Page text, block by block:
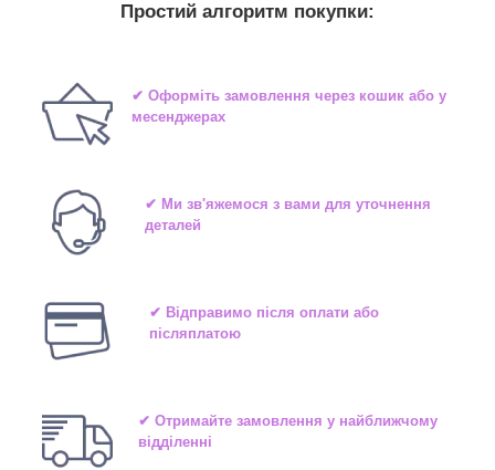
Простий алгоритм покупки:
✔ Оформіть замовлення через кошик або у
месенджерах
✔ Ми зв'яжемося з вами для уточнення
деталей
✔ Відправимо після оплати або
післяплатою
✔ Отримайте замовлення у найближчому
відділенні